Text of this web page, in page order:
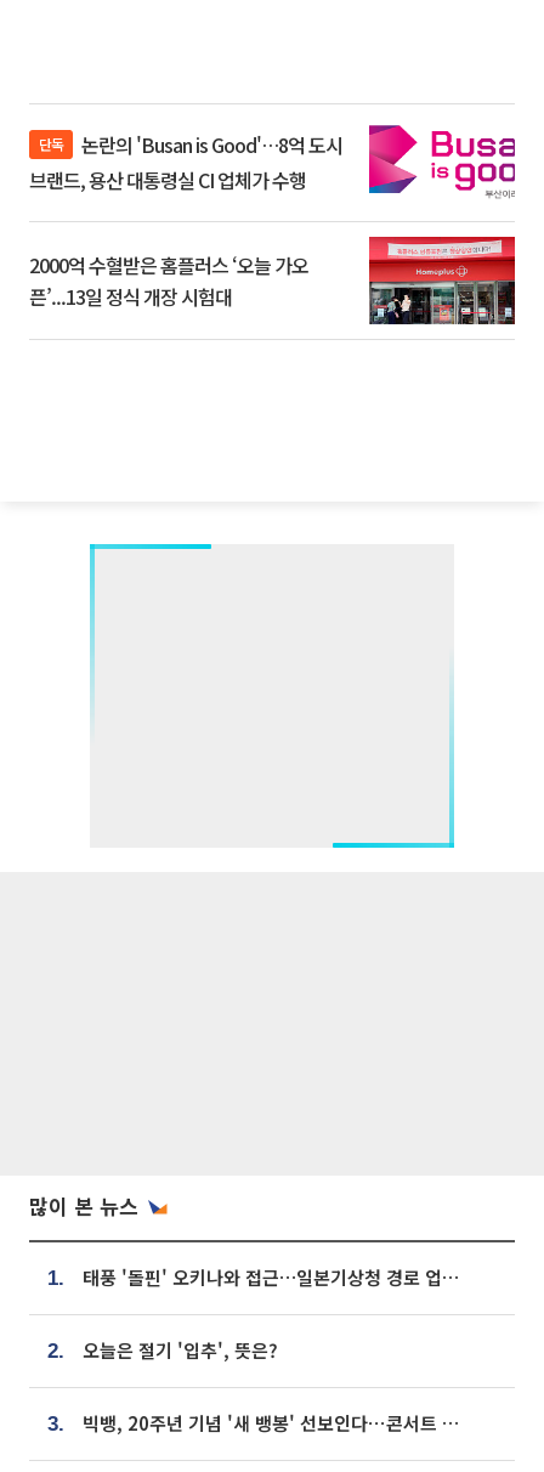
단독
브랜드, 용산 대통령실 CI 업체가 수행
2000억 수혈받은 홈플러스 ‘오늘 가오
픈’...13일 정식 개장 시험대
많이 본 뉴스
1. 태풍 '돌핀' 오키나와 접근…일본기상청 경로 업데이트
2. 오늘은 절기 '입추', 뜻은?
3. 빅뱅, 20주년 기념 '새 뱅봉' 선보인다⋯콘서트 앞두고 팝업 개최